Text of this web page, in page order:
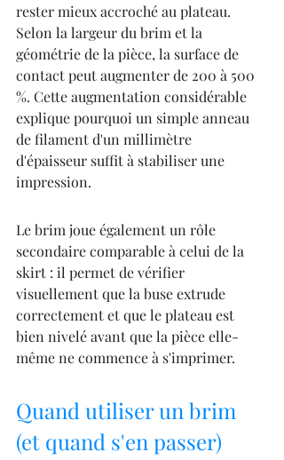
rester mieux accroché au plateau.
Selon la largeur du brim et la
géométrie de la pièce, la surface de
contact peut augmenter de 200 à 500
%. Cette augmentation considérable
explique pourquoi un simple anneau
de filament d'un millimètre
d'épaisseur suffit à stabiliser une
impression.
Le brim joue également un rôle
secondaire comparable à celui de la
skirt : il permet de vérifier
visuellement que la buse extrude
correctement et que le plateau est
bien nivelé avant que la pièce elle-
même ne commence à s'imprimer.
Quand utiliser un brim
(et quand s'en passer)